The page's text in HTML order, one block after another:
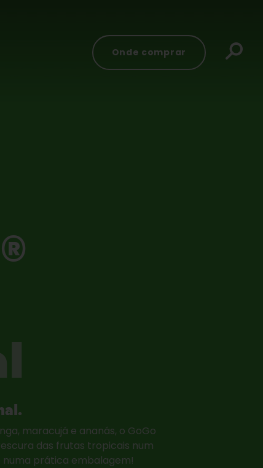
Onde comprar
®
maracujá e ananás, o GoGo
das frutas tropicais num
numa prática embalagem!